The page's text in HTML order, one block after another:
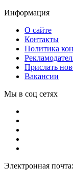
Информация
О сайте
Контакты
Политика
Прислать
Вакансии
Мы в соц сетях
Электронная